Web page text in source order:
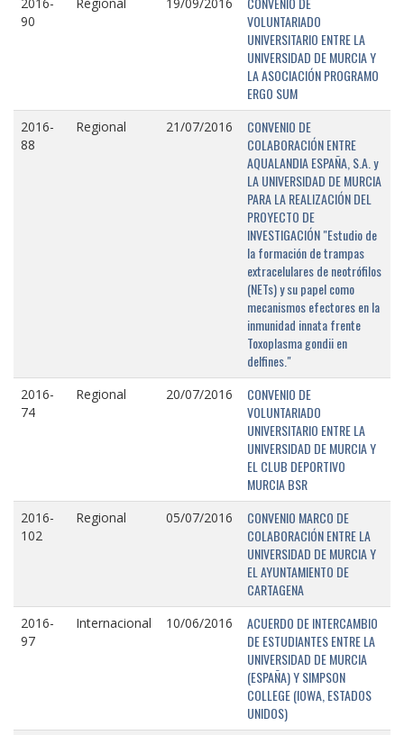
90
VOLUNTARIADO
UNIVERSITARIO ENTRE LA
UNIVERSIDAD DE MURCIA Y
LA ASOCIACIÓN PROGRAMO
ERGO SUM
2016-
88
Regional 21/07/2016
CONVENIO DE
COLABORACIÓN ENTRE
AQUALANDIA ESPAÑA, S.A. y
LA UNIVERSIDAD DE MURCIA
PARA LA REALIZACIÓN DEL
PROYECTO DE
INVESTIGACIÓN "Estudio de
la formación de trampas
extracelulares de neotrófilos
(NETs) y su papel como
mecanismos efectores en la
inmunidad innata frente
Toxoplasma gondii en
delfines."
2016-
74
Regional 20/07/2016
CONVENIO DE
VOLUNTARIADO
UNIVERSITARIO ENTRE LA
UNIVERSIDAD DE MURCIA Y
EL CLUB DEPORTIVO
MURCIA BSR
2016-
102
Regional 05/07/2016
CONVENIO MARCO DE
COLABORACIÓN ENTRE LA
UNIVERSIDAD DE MURCIA Y
EL AYUNTAMIENTO DE
CARTAGENA
2016-
97
Internacional 10/06/2016
ACUERDO DE INTERCAMBIO
DE ESTUDIANTES ENTRE LA
UNIVERSIDAD DE MURCIA
(ESPAÑA) Y SIMPSON
COLLEGE (IOWA, ESTADOS
UNIDOS)